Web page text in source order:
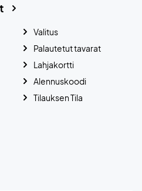
Valitus
Palautetut tavarat
Lahjakortti
Alennuskoodi
Tilauksen Tila